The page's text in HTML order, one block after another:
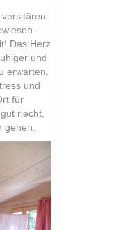
–
Das Herz
und
erwarten.
und
für
riecht,